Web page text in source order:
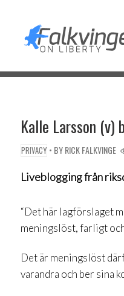
content
Kalle Larsson (v)
PRIVACY • BYRICK FALKVINGE
Liveblogging från
“Det här lagförslaget
meningslöst, farligt
Det är meningslöst
varandra och ber sina